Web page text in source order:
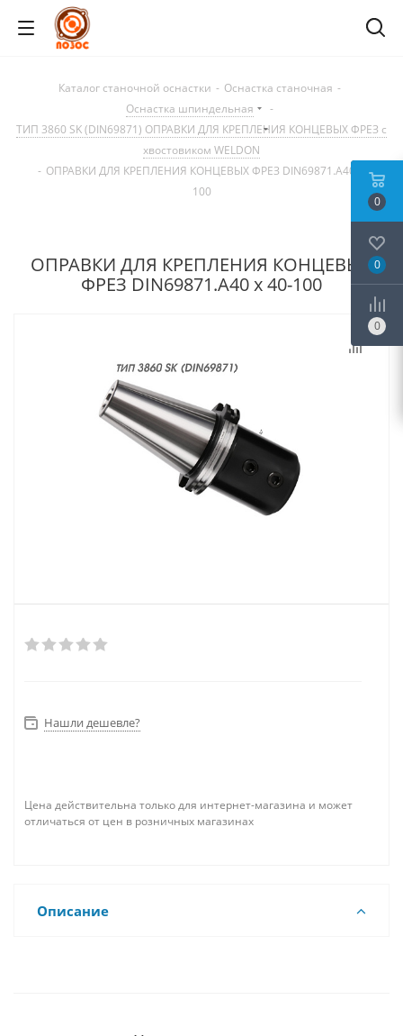
Каталог станочной оснастки - Оснастка станочная -
Оснастка шпиндельная
-
ТИП 3860 SK (DIN69871) ОПРАВКИ ДЛЯ КРЕПЛЕНИЯ КОНЦЕВЫХ ФРЕЗ с
хвостовиком WELDON
- ОПРАВКИ ДЛЯ КРЕПЛЕНИЯ КОНЦЕВЫХ ФРЕЗ DIN69871.А40 х 40-
100
ОПРАВКИ ДЛЯ КРЕПЛЕНИЯ КОНЦЕВЫХ
ФРЕЗ DIN69871.А40 х 40-100
Нашли дешевле?
Цена действительна только для интернет-магазина и может
отличаться от цен в розничных магазинах
Описание
0
0
0